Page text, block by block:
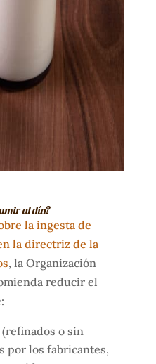
al día?
la ingesta de
la directriz de la
, la Organización
reducir el
o sin
por los fabricantes,